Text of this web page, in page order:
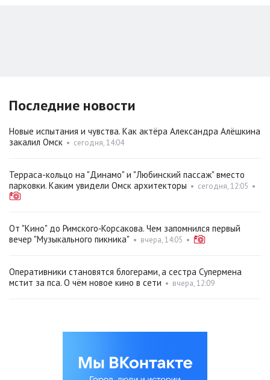
Последние новости
Новые испытания и чувства. Как актёра Александра Алёшкина
закалил Омск • сегодня, 14:04
Терраса-кольцо на "Динамо" и "Любинский пассаж" вместо
парковки. Каким увидели Омск архитекторы • сегодня, 12:05 •
От "Кино" до Римского‑Корсакова. Чем запомнился первый
вечер "Музыкального пикника" • вчера, 14:05 •
Оперативники становятся блогерами, а сестра Супермена
мстит за пса. О чём новое кино в сети • вчера, 12:09